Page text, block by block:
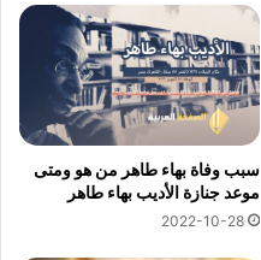
سبب وفاة بهاء طاهر من هو ومتى
موعد جنازة الأديب بهاء طاهر
2022-10-28